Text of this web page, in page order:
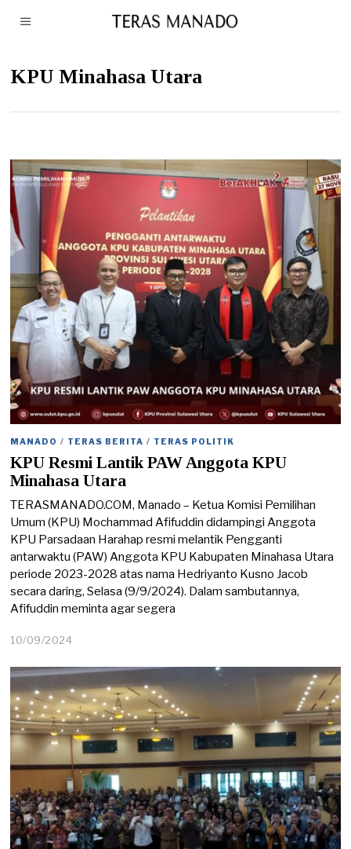
KPU Minahasa Utara
MANADO / TERAS BERITA / TERAS POLITIK
KPU Resmi Lantik PAW Anggota KPU
Minahasa Utara
TERASMANADO.COM, Manado – Ketua Komisi Pemilihan
Umum (KPU) Mochammad Afifuddin didampingi Anggota
KPU Parsadaan Harahap resmi melantik Pengganti
antarwaktu (PAW) Anggota KPU Kabupaten Minahasa Utara
periode 2023-2028 atas nama Hedriyanto Kusno Jacob
secara daring, Selasa (9/9/2024). Dalam sambutannya,
Afifuddin meminta agar segera
10/09/2024
/
9
/
2
0
2
4